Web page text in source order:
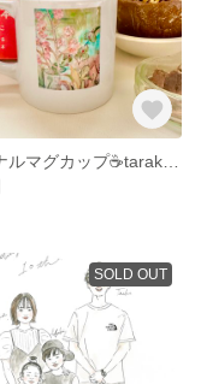
SOLD OUT